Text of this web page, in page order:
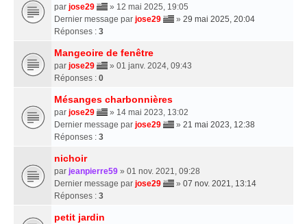
par jose29
» 12 mai 2025, 19:05
Dernier message par jose29 » 29 mai 2025, 20:04
Réponses : 3
Mangeoire de fenêtre
par jose29
» 01 janv. 2024, 09:43
Réponses : 0
Mésanges charbonnières
par jose29
» 14 mai 2023, 13:02
Dernier message par jose29 » 21 mai 2023, 12:38
Réponses : 3
nichoir
par jeanpierre59 » 01 nov. 2021, 09:28
Dernier message par jose29 » 07 nov. 2021, 13:14
Réponses : 3
petit jardin